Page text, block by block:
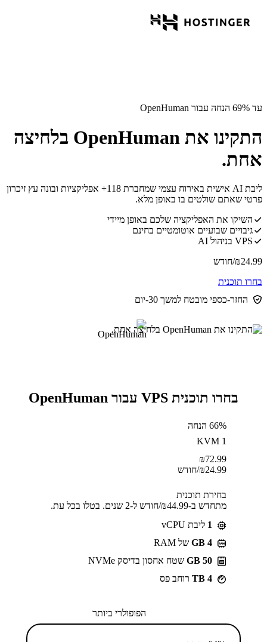
עד 69% הנחה עבור OpenHuman
התקינו את OpenHuman בלחיצה
אחת.
ליבת AI אישית באירוח עצמי שמחברת 118+ אפליקציות ובונה עץ זיכרון
פרטי שאתם שולטים בו באופן מלא.
השיקו את האפליקציה שלכם באופן מיידי
גיבויים שבועיים אוטומטיים בחינם
VPS בניהול AI
24.99
₪/חודש
בחרו תוכנית
החזר-כספי מובטח למשך 30-יום
בחרו תוכנית VPS עבור OpenHuman
66% הנחה
KVM 1
72.99
₪
24.99
₪/חודש
בחירת תוכנית
מתחדש ב-⁦44.99⁩₪/חודש ל-2 שנים. בטלו בכל עת.
1 ליבת vCPU
GB 4 של RAM
50 GB
שטח אחסון בדיסק NVMe
4 TB
רוחב פס
הפופולרי ביותר